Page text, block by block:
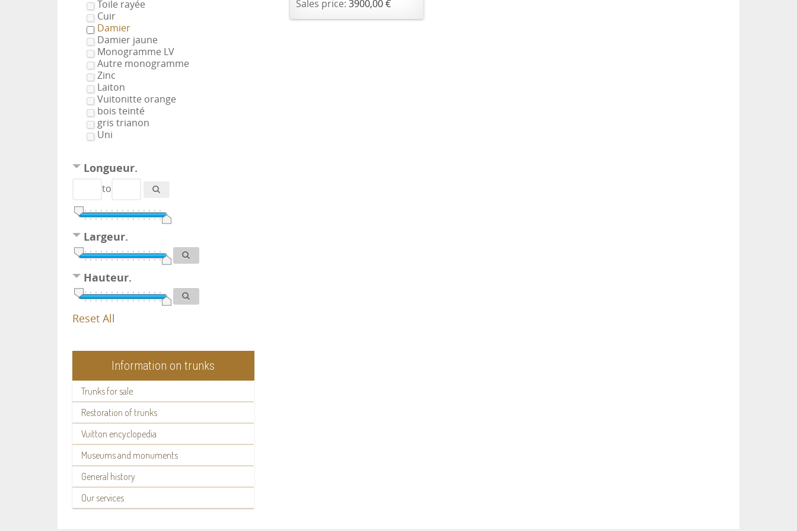
Toile rayée
Cuir
Damier
Damier jaune
Monogramme LV
Autre monogramme
Zinc
Laiton
Vuitonitte orange
bois teinté
gris trianon
Uni
Longueur.
to
Largeur.
Hauteur.
Reset All
Information on trunks
Trunks for sale
Restoration of trunks
Vuitton encyclopedia
Museums and monuments
General history
Our services
Sales price: 3900,00 €